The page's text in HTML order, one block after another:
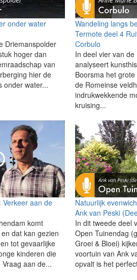
onder water
Driemanspolder
hoger dan
van
hier de
onder water...
Wandeling langs
Termote deel 4
Corbulo
In deel vier van
analyseert
Boorsma het
de Romeinse
indrukwekkende
kruising...
Verkeer aan de
komt
dat kan gezien
tot gevaarlijke
kinderen die
aan de...
Natuurlijk
Ank van Peski
In dit tweede deel
Open Tuinendag
Groei & Bloei)
voortuin van Ank
opvalt is het